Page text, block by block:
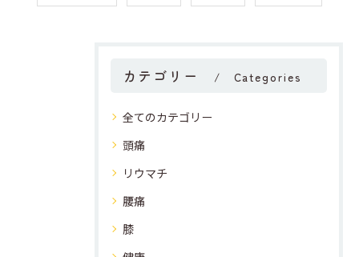
カテゴリー Categories
全てのカテゴリー
頭痛
リウマチ
腰痛
膝